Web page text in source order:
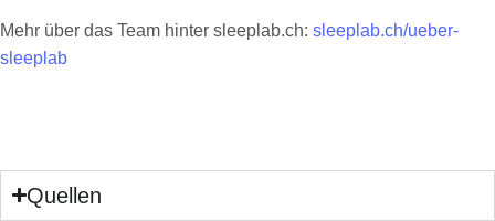
Mehr über das Team hinter sleeplab.ch: sleeplab.ch/ueber-
sleeplab
Quellen